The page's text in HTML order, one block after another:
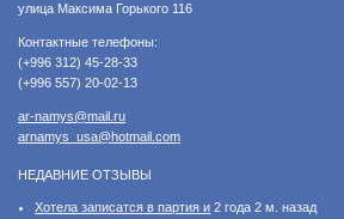
улица Максима Горького 116
Контактные телефоны:
(+996 312) 45-28-33
(+996 557) 20-02-13
ar-namys@mail.ru
arnamys_usa@hotmail.com
НЕДАВНИЕ ОТЗЫВЫ
Хотела записатся в партия и 2 года 2 м. назад